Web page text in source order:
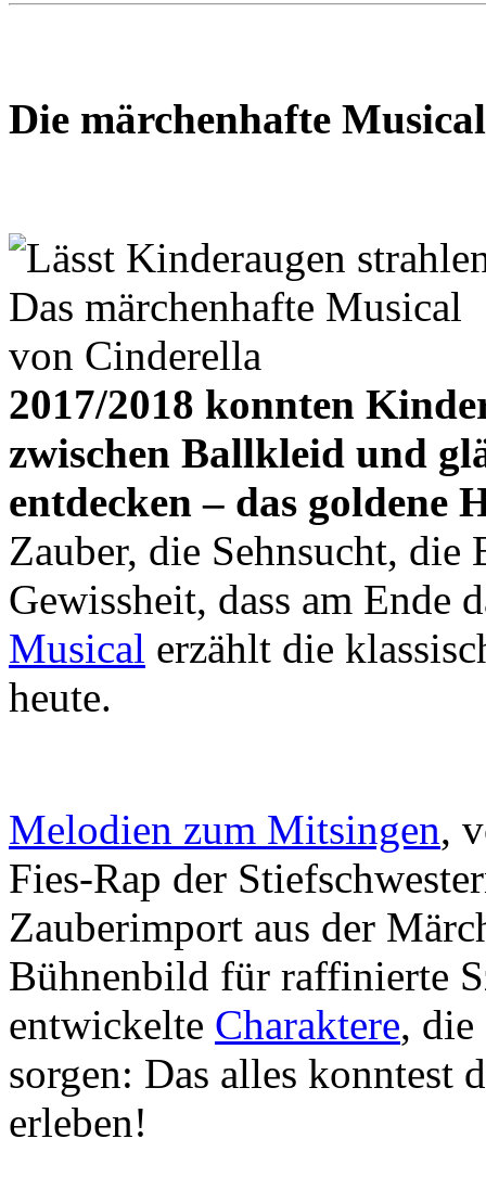
Die märchenhafte
2017/2018 konnten
zwischen Ballkleid und
entdecken – das goldene
Zauber, die Sehnsucht,
Gewissheit, dass am Ende
Musical erzählt die
heute.
Melodien zum Mitsingen,
Fies-Rap der
Zauberimport aus der
Bühnenbild für raffinierte
entwickelte Charaktere, die
sorgen: Das alles konntest
erleben!